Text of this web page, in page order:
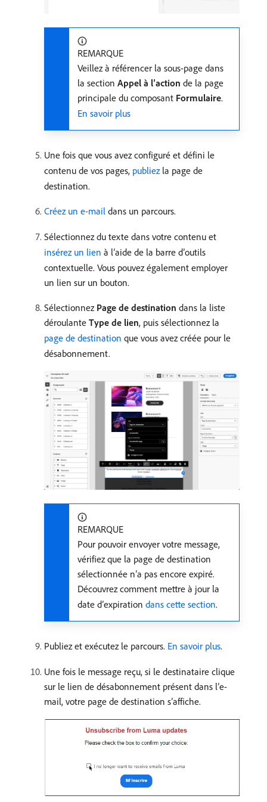
REMARQUE
Veillez à référencer la sous-page dans
la section Appel à l’action de la page
principale du composant Formulaire.
En savoir plus
Une fois que vous avez configuré et défini le
contenu de vos pages, publiezla page de
destination.
Créez un e-mail dans un parcours.
Sélectionnez du texte dans votre contenu et
insérez un lien à l’aide de la barre d’outils
contextuelle. Vous pouvez également employer
un lien sur un bouton.
Sélectionnez Page de destination dans la liste
déroulante Type de lien, puis sélectionnez la
page de destination que vous avez créée pour le
désabonnement.
REMARQUE
Pour pouvoir envoyer votre message,
vérifiez que la page de destination
sélectionnée n’a pas encore expiré.
Découvrez comment mettre à jour la
date d’expiration dans cette section.
Publiez et exécutez le parcours. En savoir plus.
Une fois le message reçu, si le destinataire clique
sur le lien de désabonnement présent dans lʼe-
mail, votre page de destination s’affiche.